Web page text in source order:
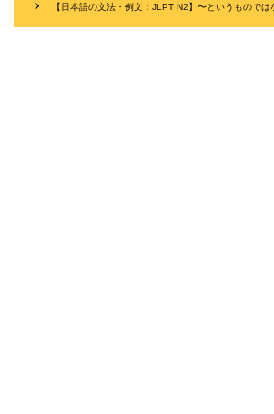
【日本語の文法・例文：JLPT N2】〜というものでは